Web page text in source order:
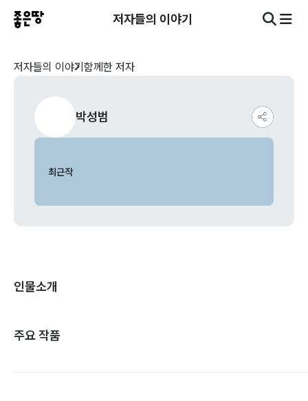
저자들의 이야기
저자들의 이야기 함께한 저자
박성범
최근작
인물소개
주요 작품